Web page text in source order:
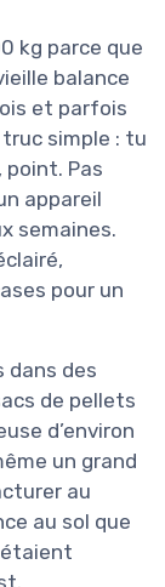
kg parce que
balance
et parfois
truc simple : tu
point. Pas
appareil
semaines.
pour un
dans des
de pellets
d’environ
un grand
au
au sol que
étaient